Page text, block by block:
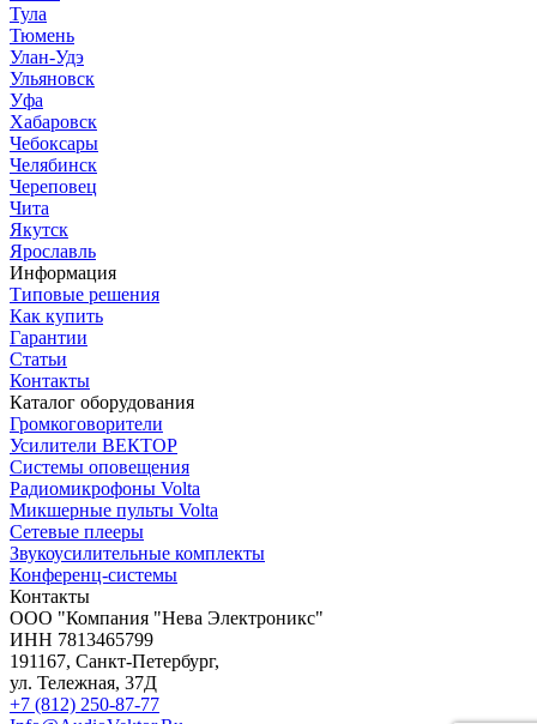
Тула
Тюмень
Улан-Удэ
Ульяновск
Уфа
Хабаровск
Чебоксары
Челябинск
Череповец
Чита
Якутск
Ярославль
Информация
Типовые решения
Как купить
Гарантии
Статьи
Контакты
Каталог оборудования
Громкоговорители
Усилители ВЕКТОР
Системы оповещения
Радиомикрофоны Volta
Микшерные пульты Volta
Сетевые плееры
Звукоусилительные комплекты
Конференц-системы
Контакты
OOO "Компания "Нева Электроникс"
ИНН 7813465799
191167, Санкт-Петербург,
ул. Тележная, 37Д
+7 (812) 250-87-77